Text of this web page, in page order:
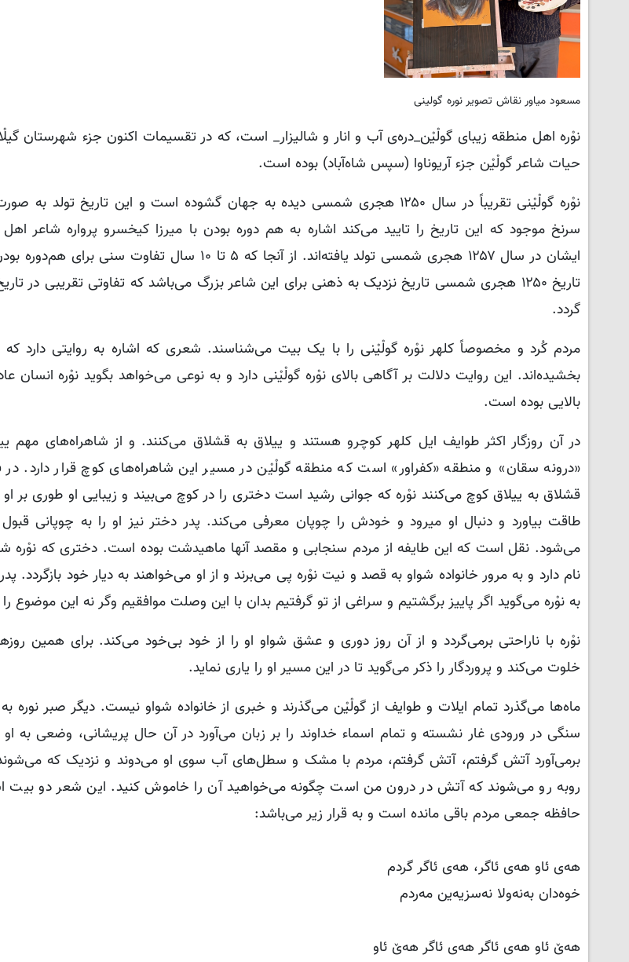
مسعود میاور نقاش تصویر نوره گولینی
نوْره اهل منطقه زیبای گولْیْن_دره‌ی آب و انار و شالیزار_ است، که در تقسیمات اکنون جزء شهرستان
حیات شاعر گولْیْن جزء آریوناوا (سپس شاه‌آباد) بوده است.
نوْره گولْیْنی تقریباً در سال ۱۲۵۰ هجری شمسی دیده به جهان گشوده است و این تاریخ
سرنخ موجود که این تاریخ را تایید می‌کند اشاره به هم دوره بودن با میرزا کیخسرو پرواره شاعر
ایشان در سال ۱۲۵۷ هجری شمسی تولد یافته‌اند. از آنجا که ۵ تا ۱۰
تاریخ ۱۲۵۰ هجری شمسی تاریخ نزدیک به ذهنی برای این شاعر بزرگ می‌باشد که تفاوتی تقریبی در
گردد.
مردم کُرد و مخصوصاً کلهر نوْره گولْیْنی را با یک بیت می‌شناسند. شعری که اشاره به روایتی دارد که
بخشیده‌اند. این روایت دلالت بر آگاهی بالای نوْره گولْیْنی دارد و به نوعی می‌خواهد بگوید نوْره انسان
بالایی بوده است.
در آن روزگار اکثر طوایف ایل کلهر کوچرو هستند و ییلاق به قشلاق می‌کنند. و از شاهراه‌های مهم
«درونه سقان» و منطقه «کفراور» است که منطقه گولْیْن در مسیر این شاهراه‌های کوچ قرار دارد.
قشلاق به ییلاق کوچ می‌کنند نوْره که جوانی رشید است دختری را در کوچ می‌بیند و زیبایی او طوری بر او
طاقت بیاورد و دنبال او میرود و خودش را چوپان معرفی می‌کند. پدر دختر نیز او را به چوپانی قبول
می‌شود. نقل است که این طایفه از مردم سنجابی و مقصد آنها ماهیدشت بوده است. دختری که نوْره
نام دارد و به مرور خانواده شواو به قصد و نیت نوْره پی می‌برند و از او می‌خواهند به دیار خود بازگردد.
به نوْره می‌گوید اگر پاییز برگشتیم و سراغی از تو گرفتیم بدان با این وصلت موافقیم وگر نه این موضوع
نوْره با ناراحتی برمی‌گردد و از آن روز دوری و عشق شواو او را از خود بی‌خود می‌کند. برای همین
خلوت می‌کند و پروردگار را ذکر می‌گوید تا در این مسیر او را یاری نماید.
ماه‌ها می‌گذرد تمام ایلات و طوایف از گولْیْن می‌گذرند و خبری از خانواده شواو نیست. دیگر صبر نوره
سنگی در ورودی غار نشسته و تمام اسماء خداوند را بر زبان می‌آورد در آن حال پریشانی، وضعی به
برمی‌آورد آتش گرفتم، آتش گرفتم، مردم با مشک و سطل‌های آب سوی او می‌دوند و نزدیک که می‌شوند
روبه رو می‌شوند که آتش در درون من است چگونه می‌خواهید آن را خاموش کنید. این شعر دو
حافظه جمعی مردم باقی مانده است و به قرار زیر می‌باشد:
هەی ئاو هەی ئاگر، هەی ئاگر گردم
خوەدان بەنەولا نەسزیەین مەردم
هەێ ئاو هەی ئاگر هەی ئاگر هەێ ئاو